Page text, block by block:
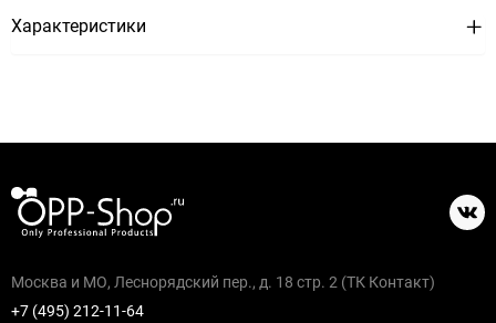
Характеристики
Москва и МО, Леснорядский пер., д. 18 стр. 2 (ТК Контакт)
+7 (495) 212-11-64